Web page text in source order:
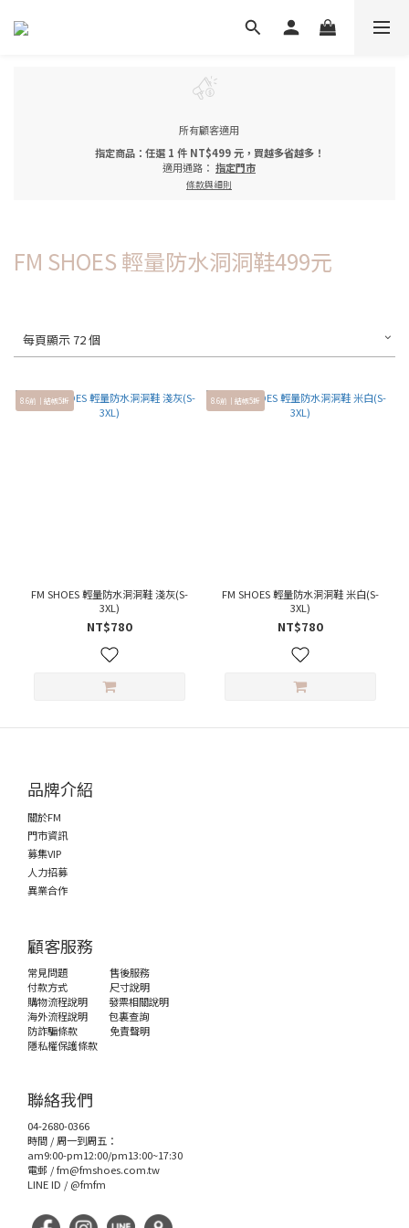
所有顧客適用
指定商品：任選 1 件 NT$499 元，買越多省越多！
適用通路： 指定門市
條款與細則
FM SHOES 輕量防水洞洞鞋499元
每頁顯示 72 個
8.6前｜結帳5折
FM SHOES 輕量防水洞洞鞋 淺灰(S-
3XL)
NT$780
8.6前｜結帳5折
FM SHOES 輕量防水洞洞鞋 米白(S-
3XL)
NT$780
品牌介紹
關於FM
門市資訊
募集VIP
人力招募
異業合作
顧客服務
常見問題
售後服務
付款方式
尺寸說明
購物流程說明
發票相關說明
海外流程說明
包裏查詢
防詐騙條款
免責聲明
隱私權保護條款
聯絡我們
04-2680-0366
時間 / 周一到周五：
am9:00-pm12:00/pm13:00~17:30
電郵 /fm@fmshoes.com.tw
LINE ID / @fmfm